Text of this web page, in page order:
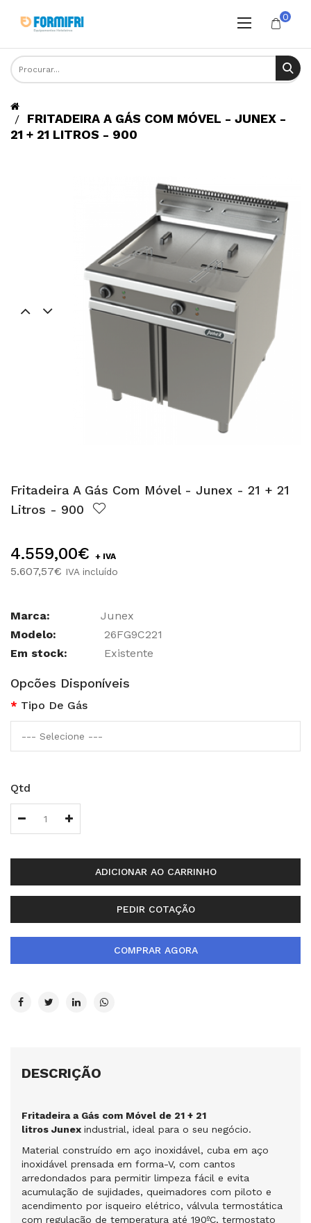
0
FRITADEIRA A GÁS COM MÓVEL - JUNEX -
21 + 21 LITROS - 900
Fritadeira A Gás Com Móvel - Junex - 21 + 21
Litros - 900
4.559,00€ + IVA
5.607,57€ IVA incluído
Marca:
Junex
Modelo:
26FG9C221
Em stock:
Existente
Opcões Disponíveis
Tipo De Gás
Qtd
ADICIONAR AO CARRINHO
PEDIR COTAÇÃO
COMPRAR AGORA
DESCRIÇÃO
Fritadeira a Gás com Móvel de 21 + 21
litros Junex industrial, ideal para o seu negócio.
Material construído em aço inoxidável, cuba em aço
inoxidável prensada em forma-V, com cantos
arredondados para permitir limpeza fácil e evita
acumulação de sujidades, queimadores com piloto e
acendimento por isqueiro elétrico, válvula termostática
com regulação de temperatura até 190ºC, termostato